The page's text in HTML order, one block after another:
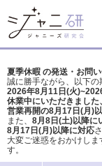
夏季休暇 の発送・お問
誠に勝手ながら、以下の
2026年8月11日(火
休業中にいただきました
営業再開の8月17日(月)
また、 8月8日(土)以降に
8月17日(月)以降に対応
大変ご迷惑をおかけしま
す。